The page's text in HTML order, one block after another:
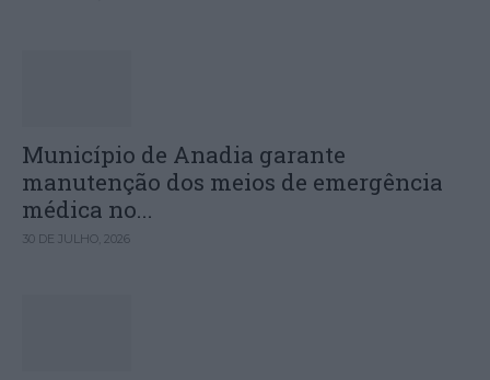
Município de Anadia garante
manutenção dos meios de emergência
médica no...
30 DE JULHO, 2026